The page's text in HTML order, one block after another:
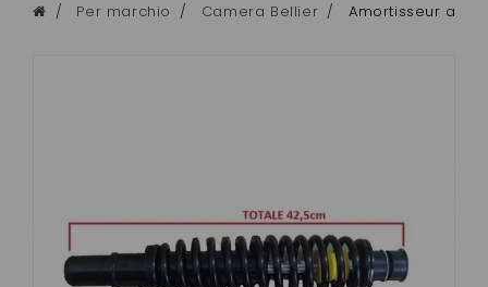
Per marchio Camera Bellier Amortisseur